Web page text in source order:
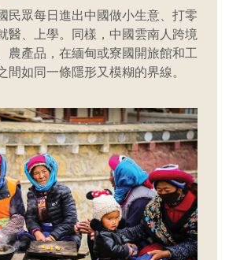
民眾每日進出中國做小生意、打零
醫、上學。同樣，中國雲南人跨境
農產品，在緬甸或寮國開旅館和工
間如同一條隱形又模糊的界線。